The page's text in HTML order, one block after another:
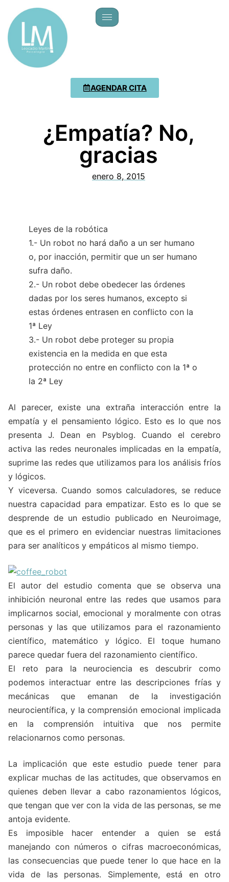
AGENDAR CITA
¿Empatía? No,
gracias
enero 8, 2015
Leyes de la robótica
1.- Un robot no hará daño a un ser humano
o, por inacción, permitir que un ser humano
sufra daño.
2.- Un robot debe obedecer las órdenes
dadas por los seres humanos, excepto si
estas órdenes entrasen en conflicto con la
1ª Ley
3.- Un robot debe proteger su propia
existencia en la medida en que esta
protección no entre en conflicto con la 1ª o
la 2ª Ley
Al parecer, existe una extraña interacción entre la
empatía y el pensamiento lógico. Esto es lo que nos
presenta J. Dean en Psyblog. Cuando el cerebro
activa las redes neuronales implicadas en la empatía,
suprime las redes que utilizamos para los análisis fríos
y lógicos.
Y viceversa. Cuando somos calculadores, se reduce
nuestra capacidad para empatizar. Esto es lo que se
desprende de un estudio publicado en Neuroimage,
que es el primero en evidenciar nuestras limitaciones
para ser analíticos y empáticos al mismo tiempo.
El autor del estudio comenta que se observa una
inhibición neuronal entre las redes que usamos para
implicarnos social, emocional y moralmente con otras
personas y las que utilizamos para el razonamiento
científico, matemático y lógico. El toque humano
parece quedar fuera del razonamiento científico.
El reto para la neurociencia es descubrir como
podemos interactuar entre las descripciones frías y
mecánicas que emanan de la investigación
neurocientífica, y la comprensión emocional implicada
en la comprensión intuitiva que nos permite
relacionarnos como personas.
La implicación que este estudio puede tener para
explicar muchas de las actitudes, que observamos en
quienes deben llevar a cabo razonamientos lógicos,
que tengan que ver con la vida de las personas, se me
antoja evidente.
Es imposible hacer entender a quien se está
manejando con números o cifras macroeconómicas,
las consecuencias que puede tener lo que hace en la
vida de las personas. Simplemente, está en otro